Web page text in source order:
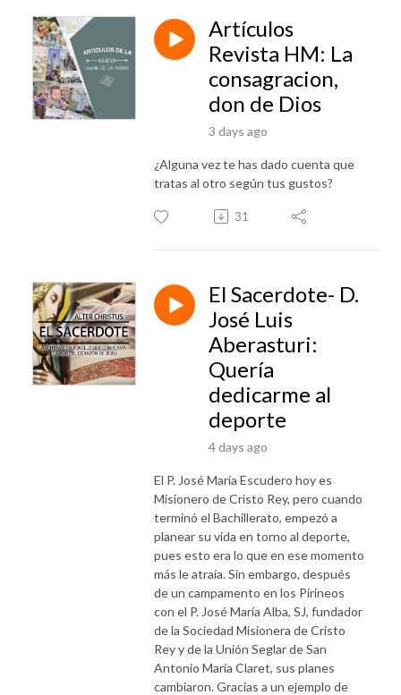
Artículos
Revista HM: La
consagracion,
don de Dios
3 days ago
¿Alguna vez te has dado cuenta que
tratas al otro según tus gustos?
31
El Sacerdote- D.
José Luis
Aberasturi:
Quería
dedicarme al
deporte
4 days ago
El P. José María Escudero hoy es
Misionero de Cristo Rey, pero cuando
terminó el Bachillerato, empezó a
planear su vida en torno al deporte,
pues esto era lo que en ese momento
más le atraía. Sin embargo, después
de un campamento en los Pirineos
con el P. José María Alba, SJ, fundador
de la Sociedad Misionera de Cristo
Rey y de la Unión Seglar de San
Antonio María Claret, sus planes
cambiaron. Gracias a un ejemplo de